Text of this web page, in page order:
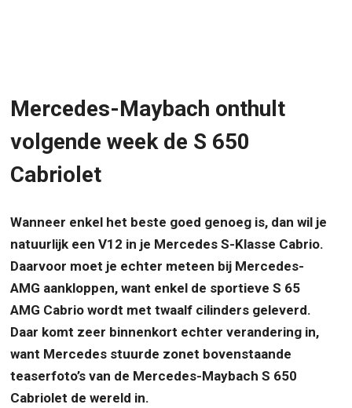
Mercedes-Maybach onthult
volgende week de S 650
Cabriolet
Wanneer enkel het beste goed genoeg is, dan wil je
natuurlijk een V12 in je Mercedes S-Klasse Cabrio.
Daarvoor moet je echter meteen bij Mercedes-
AMG aankloppen, want enkel de sportieve S 65
AMG Cabrio wordt met twaalf cilinders geleverd.
Daar komt zeer binnenkort echter verandering in,
want Mercedes stuurde zonet bovenstaande
teaserfoto’s van de Mercedes-Maybach S 650
Cabriolet de wereld in.